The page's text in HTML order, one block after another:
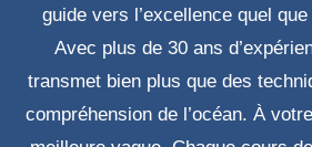
guide vers l’excellence quel
Avec plus de 30 ans
transmet bien plus que des
compréhension de l’océan. À